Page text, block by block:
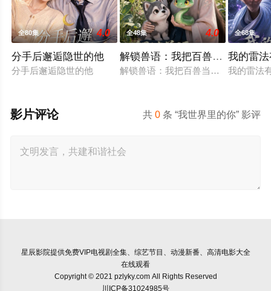
全80集 4.0
分手后邂逅隐世的他
分手后邂逅隐世的他
全48集 4.0
解锁兽语：我把百兽当萌宠
解锁兽语：我把百兽当萌宠
全68集
我的雷
我的雷法
共0 条 “我世界里的你” 影评
影片评论
星辰影院提供免费VIP电视剧全集、综艺节目、动漫新番、高清电影大全
在线观看
Copyright © 2021 pzlyky.com All Rights Reserved
川ICP备31024985号